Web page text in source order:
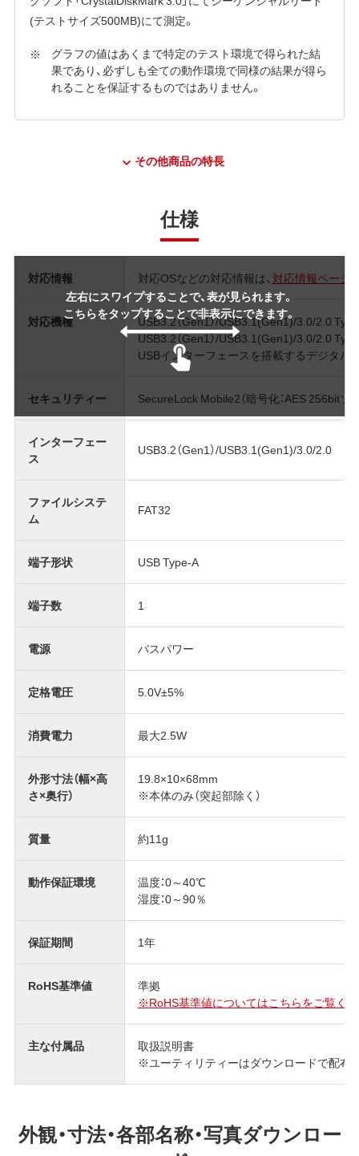
(テストサイズ500MB)にて測定。
グラフの値はあくまで特定のテスト環境で得られた結
果であり、必ずしも全ての動作環境で同様の結果が得ら
れることを保証するものではありません。
その他商品の特長
仕様
左右にスワイプすることで、表が見られます。
こちらをタップすることで非表示にできます。
対応情報 対応OSなどの対応情報は、 対応情報ページ
対応機種
USB3.2（Gen1）/USB3.1(Gen1)/3.0/2.0
USB3.2（Gen1）/USB3.1(Gen1)/3.0/2.0
USBインターフェースを搭載するデジタル
セキュリティー SecureLock Mobile2（暗号化：AES 256bitソ
インターフェー
ス
USB3.2（Gen1）/USB3.1(Gen1)/3.0/2.0
ファイルシステ
ム
FAT32
端子形状 USB Type-A
端子数 1
電源 バスパワー
定格電圧 5.0V±5%
消費電力 最大2.5W
外形寸法（幅×高
さ×奥行）
19.8×10×68mm
※本体のみ（突起部除く）
質量 約11g
動作保証環境
温度：0～40℃
湿度：0～90％
保証期間 1年
RoHS基準値
準拠
※RoHS基準値についてはこちらをご覧くだ
主な付属品
取扱説明書
※ユーティリティーはダウンロードで配布
外観・寸法・各部名称・写真ダウンロー